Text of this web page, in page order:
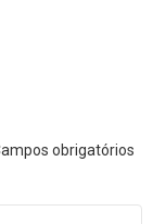
obrigatórios